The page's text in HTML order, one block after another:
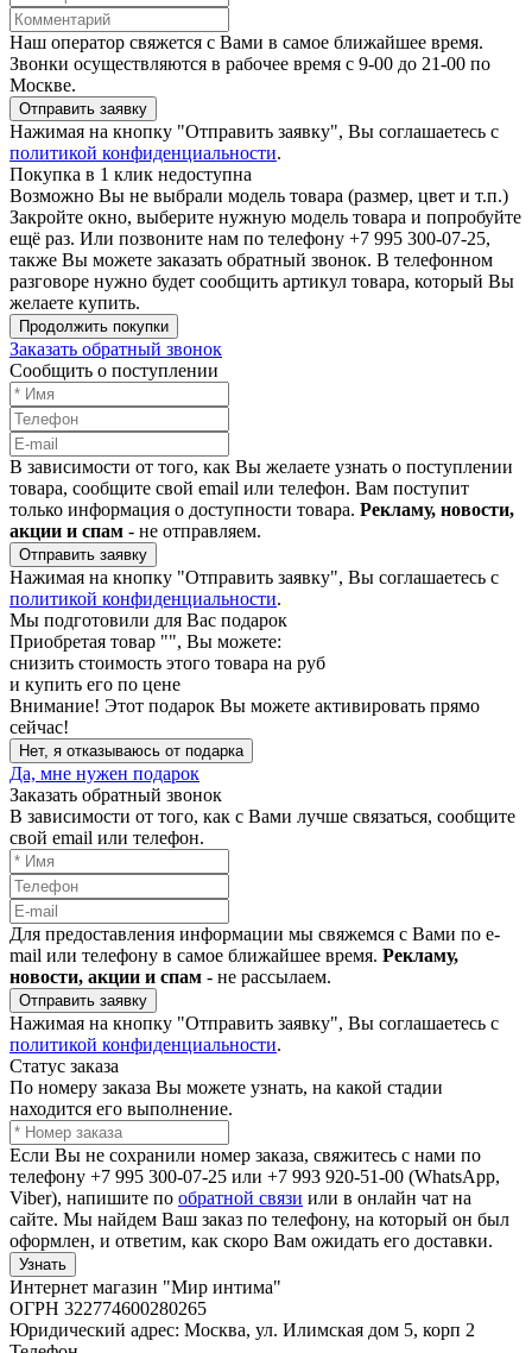
Наш оператор свяжется с Вами в самое ближайшее время.
Звонки осуществляются в рабочее время с 9-00 до 21-00 по
Москве.
Отправить заявку
Нажимая на кнопку "Отправить заявку", Вы соглашаетесь с
политикой конфиденциальности.
Покупка в 1 клик недоступна
Возможно Вы не выбрали модель товара (размер, цвет и т.п.)
Закройте окно, выберите нужную модель товара и попробуйте
ещё раз. Или позвоните нам по телефону +7 995 300-07-25,
также Вы можете заказать обратный звонок. В телефонном
разговоре нужно будет сообщить артикул товара, который Вы
желаете купить.
Продолжить покупки
Заказать обратный звонок
Сообщить о поступлении
В зависимости от того, как Вы желаете узнать о поступлении
товара, сообщите свой email или телефон. Вам поступит
только информация о доступности товара. Рекламу, новости,
акции и спам - не отправляем.
Отправить заявку
Нажимая на кнопку "Отправить заявку", Вы соглашаетесь с
политикой конфиденциальности.
Мы подготовили для Вас подарок
Приобретая товар "", Вы можете:
снизить стоимость этого товара на руб
и купить его по цене
Внимание! Этот подарок Вы можете активировать прямо
сейчас!
Нет, я отказываюсь от подарка
Да, мне нужен подарок
Заказать обратный звонок
В зависимости от того, как с Вами лучше связаться, сообщите
свой email или телефон.
Для предоставления информации мы свяжемся с Вами по e-
mail или телефону в самое ближайшее время. Рекламу,
новости, акции и спам - не рассылаем.
Отправить заявку
Нажимая на кнопку "Отправить заявку", Вы соглашаетесь с
политикой конфиденциальности.
Статус заказа
По номеру заказа Вы можете узнать, на какой стадии
находится его выполнение.
Если Вы не сохранили номер заказа, свяжитесь с нами по
телефону +7 995 300-07-25 или +7 993 920-51-00 (WhatsApp,
Viber), напишите по обратной связи или в онлайн чат на
сайте. Мы найдем Ваш заказ по телефону, на который он был
оформлен, и ответим, как скоро Вам ожидать его доставки.
Узнать
Интернет магазин "Мир интима"
ОГРН 322774600280265
Юридический адрес: Москва, ул. Илимская дом 5, корп 2